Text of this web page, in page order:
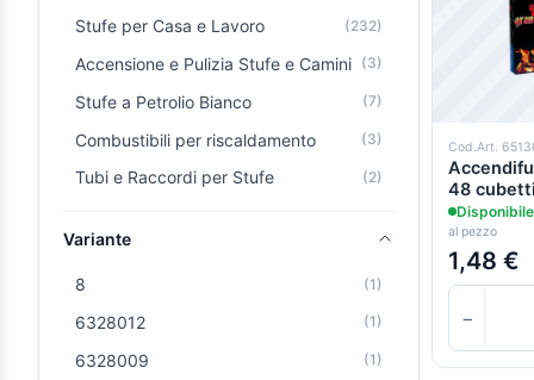
Stufe per Casa e Lavoro (232)
Accensione e Pulizia Stufe e Camini (3)
Stufe a Petrolio Bianco (7)
Combustibili per riscaldamento (3)
Tubi e Raccordi per Stufe (2)
Variante
8 (1)
6328012 (1)
6328009 (1)
Cod.Art.
48 cubetti
Disponibile
al pezzo
1,48 €
−